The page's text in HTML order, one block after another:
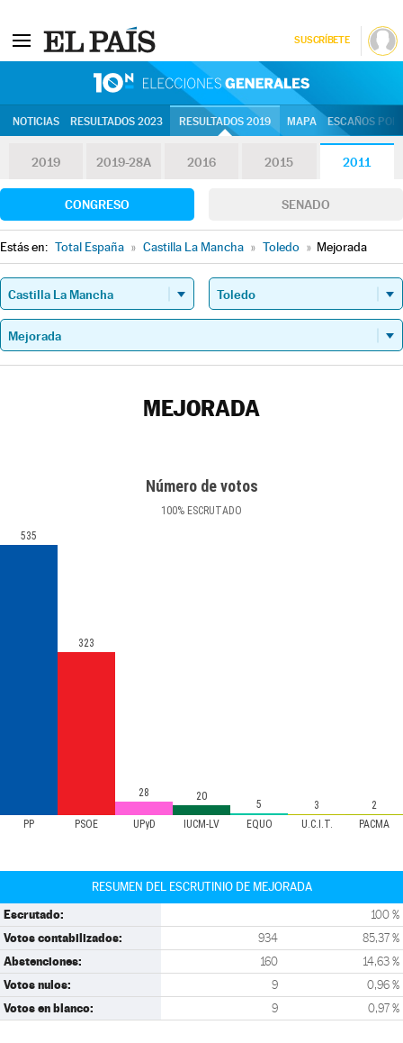
SUSCRÍBETE
NOTICIAS RESULTADOS 2023 RESULTADOS 2019 MAPA ESCAÑOS
2019 2019-28A 2016 2015 2011
CONGRESO SENADO
Estás en: Total España » Castilla La Mancha » Toledo » Mejorada
MEJORADA
Número de votos
100% ESCRUTADO
PP PSOE UPyD IUCM-LV EQUO U.C.I.T. PACMA
535
323
28 20
5 3 2
RESUMEN DEL ESCRUTINIO DE MEJORADA
Escrutado: 100 %
Votos contabilizados: 934 85,37 %
Abstenciones: 160 14,63 %
Votos nulos: 9 0,96 %
Votos en blanco: 9 0,97 %